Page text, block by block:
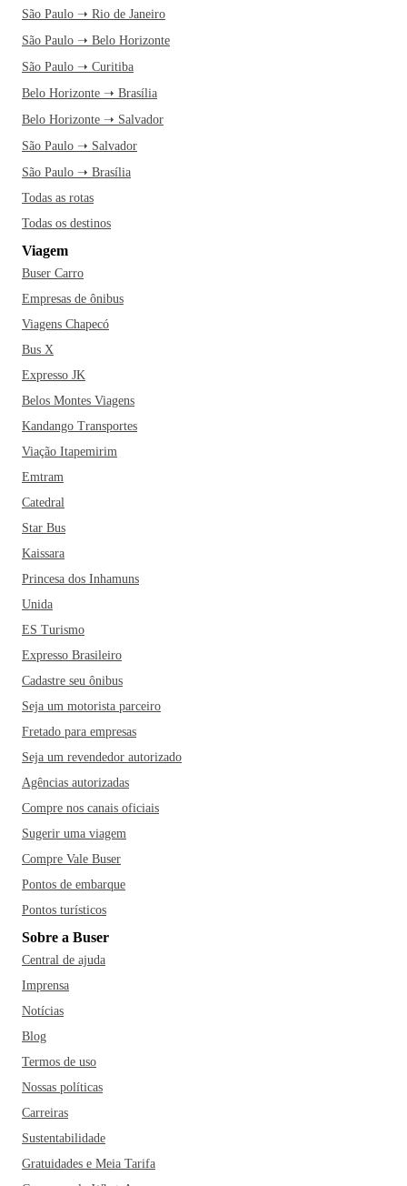
São Paulo ➝ Rio de Janeiro
São Paulo ➝ Belo Horizonte
São Paulo ➝ Curitiba
Belo Horizonte ➝ Brasília
Belo Horizonte ➝ Salvador
São Paulo ➝ Salvador
São Paulo ➝ Brasília
Todas as rotas
Todas os destinos
Viagem
Buser Carro
Empresas de ônibus
Viagens Chapecó
Bus X
Expresso JK
Belos Montes Viagens
Kandango Transportes
Viação Itapemirim
Emtram
Catedral
Star Bus
Kaissara
Princesa dos Inhamuns
Unida
ES Turismo
Expresso Brasileiro
Cadastre seu ônibus
Seja um motorista parceiro
Fretado para empresas
Seja um revendedor autorizado
Agências autorizadas
Compre nos canais oficiais
Sugerir uma viagem
Compre Vale Buser
Pontos de embarque
Pontos turísticos
Sobre a Buser
Central de ajuda
Imprensa
Notícias
Blog
Termos de uso
Nossas políticas
Carreiras
Sustentabilidade
Gratuidades e Meia Tarifa